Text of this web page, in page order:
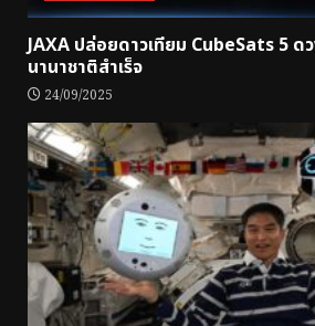
JAXA ปล่อยดาวเทียม CubeSats 5 ด
นานาชาติสำเร็จ
24/09/2025